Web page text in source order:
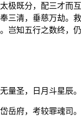
极既分，配三才而
三清，垂慈万劫。
岂知五行之数终，
量圣，日月斗星辰
岳府，考较罪魂司